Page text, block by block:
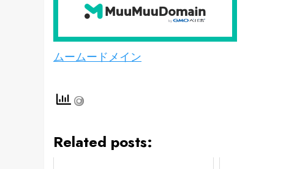
ムームードメイン
Related posts: